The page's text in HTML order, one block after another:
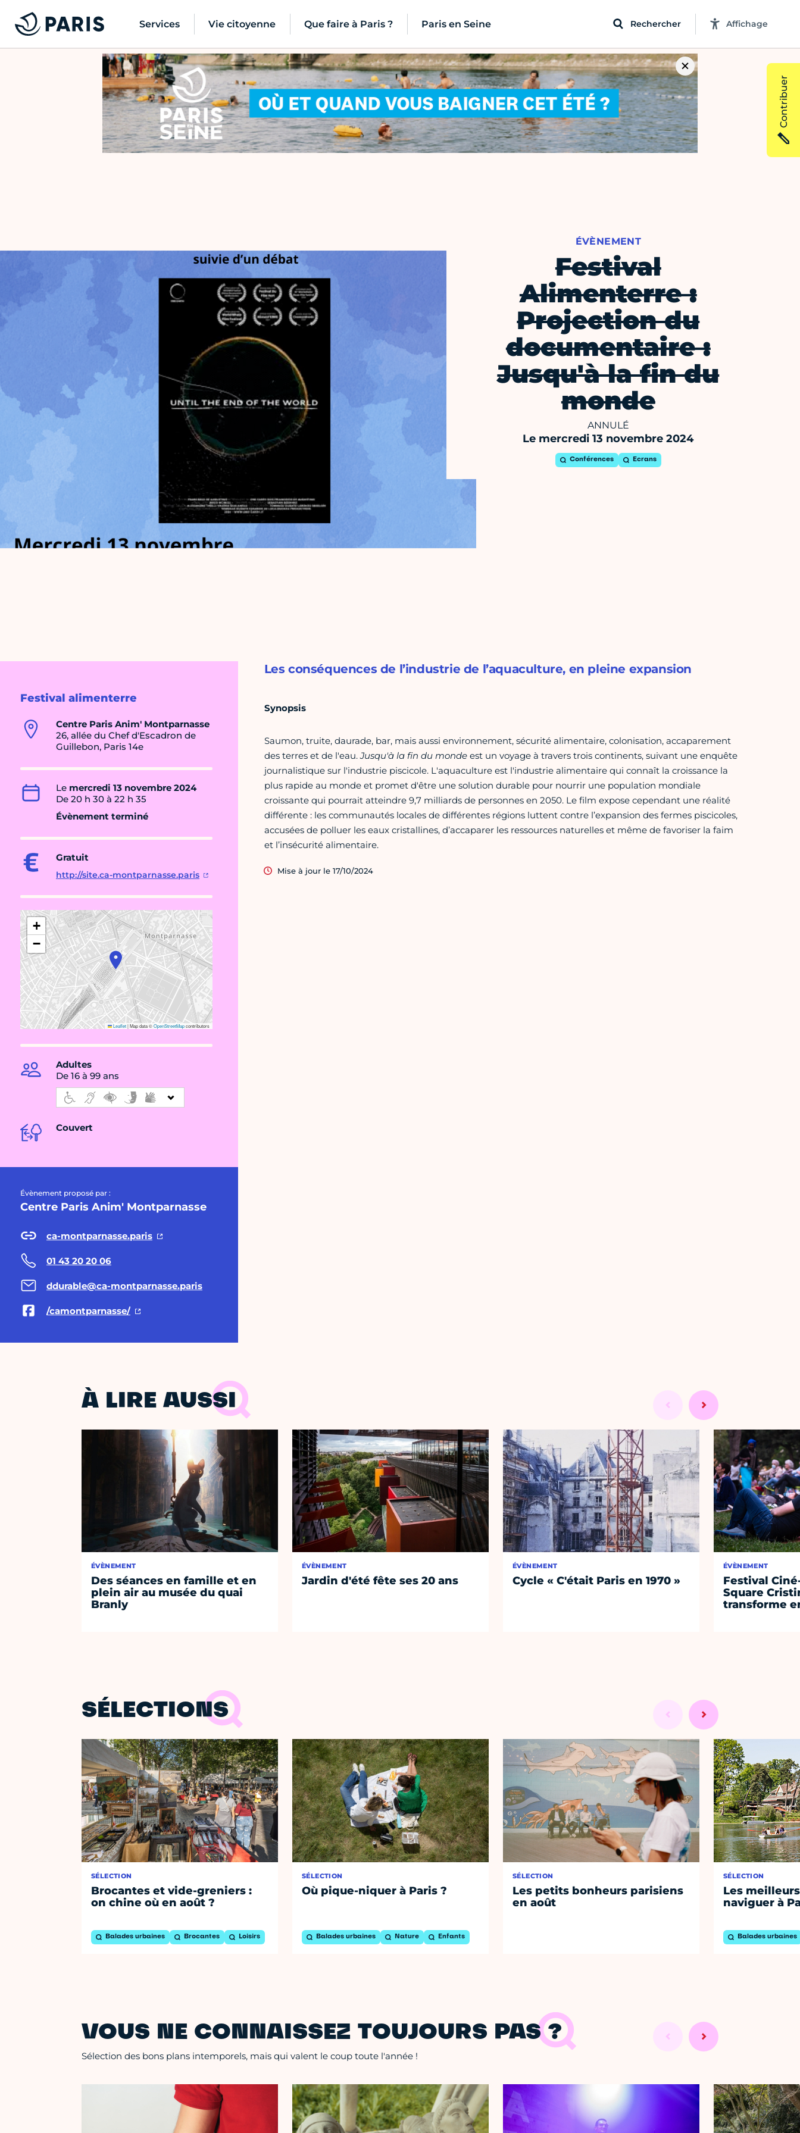
Services Vie citoyenne Que faire à Paris ? Paris en Seine Rechercher Affichage
ÉVÈNEMENT
Festival
Alimenterre :
Projection du
documentaire :
Jusqu'à la fin du
monde
ANNULÉ
Le mercredi 13 novembre 2024
Conférences Ecrans
Festival alimenterre
Centre Paris Anim' Montparnasse
26, allée du Chef d'Escadron de
Guillebon, Paris 14e
Le mercredi 13 novembre 2024
De 20 h 30 à 22 h 35
Évènement terminé
Gratuit
http://site.ca-montparnasse.paris
+
−
Leaflet|Map data ©OpenStreetMapcontributors
Adultes
De 16 à 99 ans
Couvert
Évènement proposé par :
Centre Paris Anim' Montparnasse
ca-montparnasse.paris
01 43 20 20 06
ddurable@ca-montparnasse.paris
/camontparnasse/
Les conséquences de l’industrie de l’aquaculture, en pleine expansion
Synopsis
Saumon, truite, daurade, bar, mais aussi environnement, sécurité alimentaire, colonisation, accaparement
des terres et de l'eau.Jusqu'à la fin du mondeest un voyage à travers trois continents, suivant une enquête
journalistique sur l'industrie piscicole. L'aquaculture est l'industrie alimentaire qui connaît la croissance la
plus rapide au monde et promet d'être une solution durable pour nourrir une population mondiale
croissante qui pourrait atteindre 9,7 milliards de personnes en 2050. Le film expose cependant une réalité
différente : les communautés locales de différentes régions luttent contre l’expansion des fermes piscicoles,
accusées de polluer les eaux cristallines, d’accaparer les ressources naturelles et même de favoriser la faim
et l’insécurité alimentaire.
Mise à jour le 17/10/2024
À LIRE AUSSI
ÉVÈNEMENT
Des séances en famille et en
plein air au musée du quai
Branly
ÉVÈNEMENT
Jardin d'été fête ses 20 ans
ÉVÈNEMENT
Cycle « C'était Paris en 1970 »
ÉVÈNEMENT
Festival
Square
transforme
SÉLECTIONS
SÉLECTION
Brocantes et vide-greniers :
on chine où en août ?
Balades urbaines Brocantes Loisirs
SÉLECTION
Où pique-niquer à Paris ?
Balades urbaines Nature Enfants
SÉLECTION
Les petits bonheurs parisiens
en août
SÉLECTION
Les
naviguer à
Balades urbaines
VOUS NE CONNAISSEZ TOUJOURS PAS ?
Sélection des bons plans intemporels, mais qui valent le coup toute l'année !
Contribuer